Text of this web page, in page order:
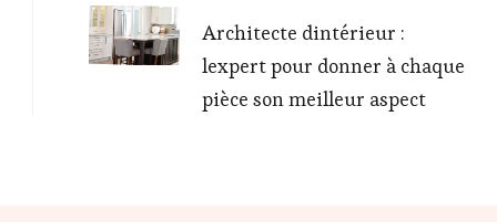
Architecte dintérieur :
lexpert pour donner à chaque
pièce son meilleur aspect